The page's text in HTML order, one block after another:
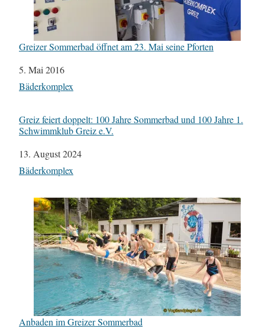
Greizer Sommerbad öffnet am 23. Mai seine Pforten
Datum
5. Mai 2016
In Bezug auf
Bäderkomplex
Greiz feiert doppelt: 100 Jahre Sommerbad und 100 Jahre 1.
Schwimmklub Greiz e.V.
Datum
13. August 2024
In Bezug auf
Bäderkomplex
Anbaden im Greizer Sommerbad